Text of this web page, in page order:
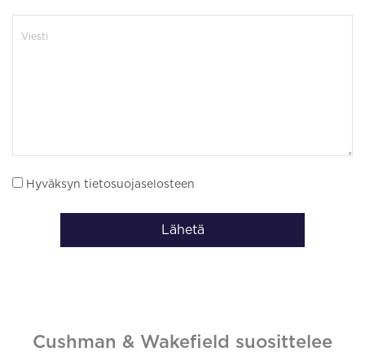
Hyväksyn tietosuojaselosteen
Lähetä
Cushman & Wakefield suosittelee